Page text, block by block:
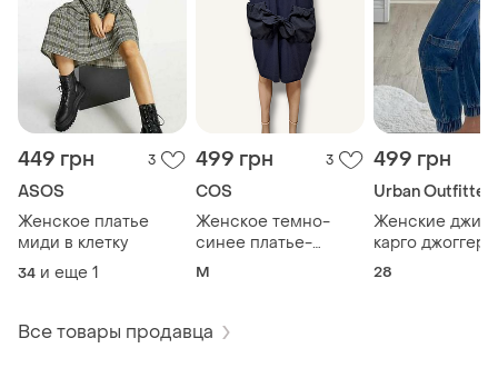
449 грн 3
ASOS
Женское платье
миди в клетку
34 и еще 1
499 грн 3
COS
Женское темно-
синее платье-
футболка с
завязками
M
499 грн
Urban
Женские
карго
размер
28
Все товары продавца